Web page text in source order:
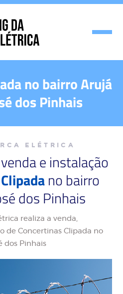
no bairro Arujá
dos Pinhais
ELÉTRICA
e instalação
no bairro
dos Pinhais
realiza a venda,
de Concertinas Clipada no
dos Pinhais